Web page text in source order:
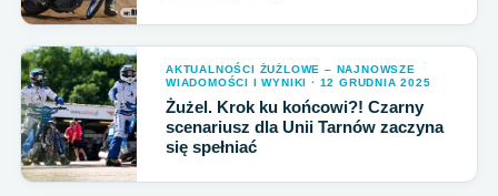
AKTUALNOŚCI ŻUŻLOWE – NAJNOWSZE
WIADOMOŚCI I WYNIKI · 12 GRUDNIA 2025
Żużel. Krok ku końcowi?! Czarny
scenariusz dla Unii Tarnów zaczyna
się spełniać